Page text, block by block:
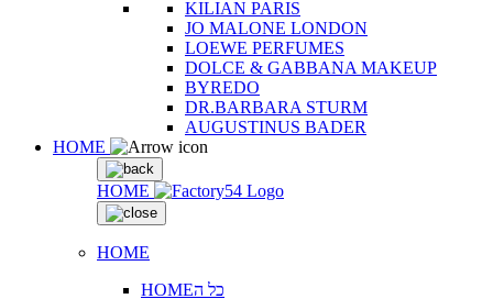
KILIAN PARIS
JO MALONE LONDON
LOEWE PERFUMES
DOLCE & GABBANA MAKEUP
BYREDO
DR.BARBARA STURM
AUGUSTINUS BADER
HOME
HOME
HOME
HOMEכל ה